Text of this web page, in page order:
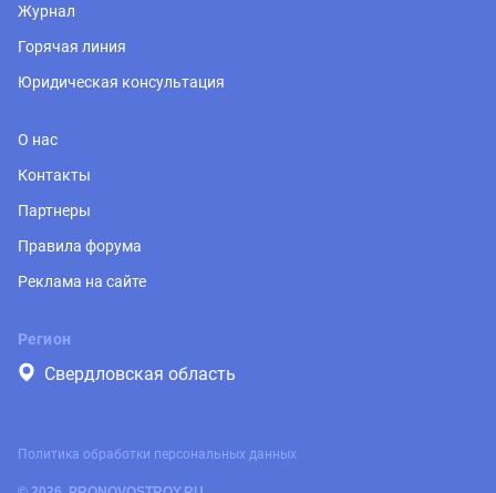
Журнал
Горячая линия
Юридическая консультация
О нас
Контакты
Партнеры
Правила форума
Реклама на сайте
Регион
Свердловская область
Политика обработки персональных данных